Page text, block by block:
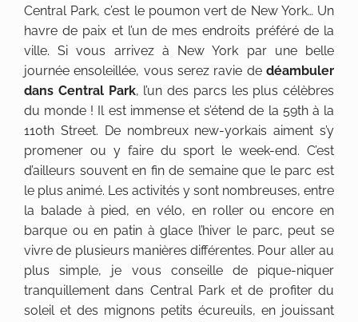
Central Park, c’est le poumon vert de New York… Un
havre de paix et l’un de mes endroits préféré de la
ville. Si vous arrivez à New York par une belle
journée ensoleillée, vous serez ravie de déambuler
dans Central Park, l’un des parcs les plus célèbres
du monde ! Il est immense et s’étend de la 59th à la
110th Street. De nombreux new-yorkais aiment s’y
promener ou y faire du sport le week-end. C’est
d’ailleurs souvent en fin de semaine que le parc est
le plus animé. Les activités y sont nombreuses, entre
la balade à pied, en vélo, en roller ou encore en
barque ou en patin à glace l’hiver le parc, peut se
vivre de plusieurs manières différentes. Pour aller au
plus simple, je vous conseille de pique-niquer
tranquillement dans Central Park et de profiter du
soleil et des mignons petits écureuils, en jouissant